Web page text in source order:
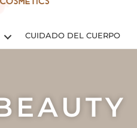
CUIDADO DEL CUERPO